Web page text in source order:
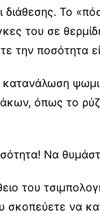
διάθεσης. Το
του σε
την ποσότητα
όπως το
Να
του
σκοπεύετε να